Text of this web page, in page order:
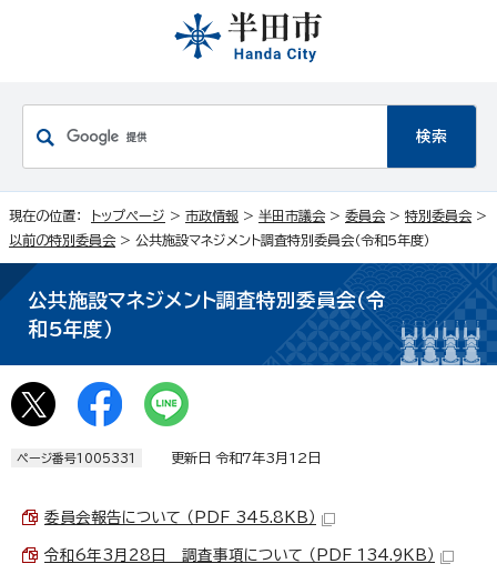
現在の位置： トップページ > 市政情報 > 半田市議会 > 委員会 > 特別委員会 >
以前の特別委員会 > 公共施設マネジメント調査特別委員会（令和5年度）
公共施設マネジメント調査特別委員会（令
和5年度）
ページ番号1005331 更新日 令和7年3月12日
委員会報告について （PDF 345.8KB）
令和6年3月28日 調査事項について （PDF 134.9KB）